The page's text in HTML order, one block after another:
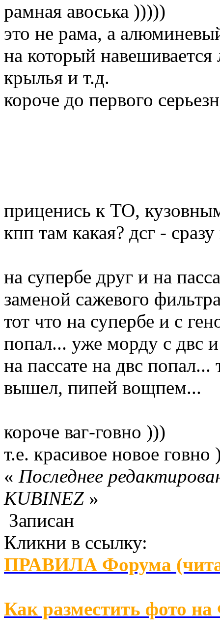
рамная авоська )))))
это не рама, а
на который
крылья и т.д.
короче до первого
приценись к ТО,
кпп там какая? дсг -
на супербе друг и на
заменой сажевого
тот что на супербе и с
попал... уже морду с двс
на пассате на двс
вышел, пипей вощпем...
короче ваг-говно )))
т.е. красивое новое говно
« Последнее
KUBINEZ »
Записан
Кликни в ссылку:
ПРАВИЛА Форума
Как разместить фото